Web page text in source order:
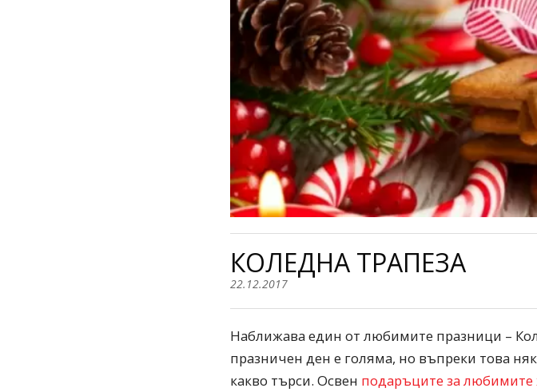
КОЛЕДНА ТРАПЕЗА
22.12.2017
Наближава един от любимите празници –
празничен ден е голяма, но въпреки това
какво търси. Освен подаръците за любимите